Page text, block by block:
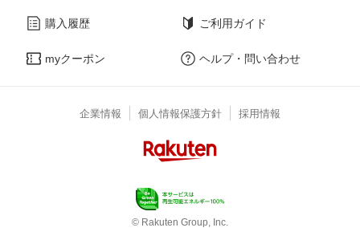
購入履歴
myクーポン
ご利用ガイド
ヘルプ・問い合わせ
企業情報 個人情報保護方針 採用情報
© Rakuten Group, Inc.